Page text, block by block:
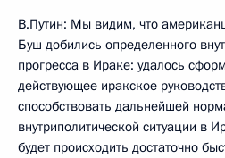
В.Путин: Мы видим, что
Буш добились определенного
прогресса в Ираке: удалось
действующее иракское
способствовать дальнейшей
внутриполитической ситуации в
будет происходить достаточно